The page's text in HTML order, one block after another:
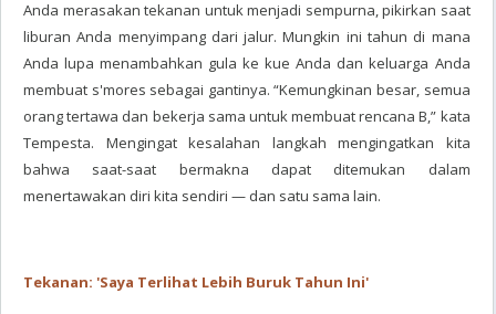
Anda merasakan tekanan untuk menjadi sempurna, pikirkan saat
liburan Anda menyimpang dari jalur. Mungkin ini tahun di mana
Anda lupa menambahkan gula ke kue Anda dan keluarga Anda
membuat s'mores sebagai gantinya. “Kemungkinan besar, semua
orang tertawa dan bekerja sama untuk membuat rencana B,” kata
Tempesta. Mengingat kesalahan langkah mengingatkan kita
bahwa saat-saat bermakna dapat ditemukan dalam
menertawakan diri kita sendiri — dan satu sama lain.
Tekanan: 'Saya Terlihat Lebih Buruk Tahun Ini'